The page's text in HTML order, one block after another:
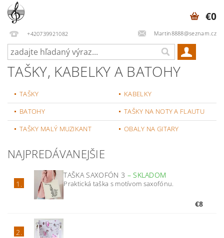
+420739921082 Martin8888@seznam.cz
€0
TAŠKY, KABELKY A BATOHY
TAŠKY
KABELKY
BATOHY
TAŠKY NA NOTY A FLAUTU
TAŠKY MALÝ MUZIKANT
OBALY NA GITARY
NAJPREDÁVANEJŠIE
1.
TAŠKA SAXOFÓN 3 –SKLADOM
Praktická taška s motívom saxofónu.
€8
2.